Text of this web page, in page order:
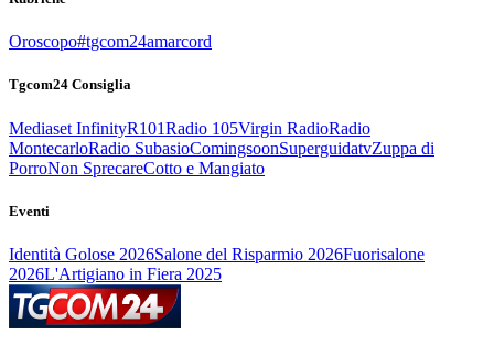
Oroscopo#tgcom24amarcord
Tgcom24 Consiglia
Mediaset InfinityR101Radio 105Virgin RadioRadio
MontecarloRadio SubasioComingsoonSuperguidatvZuppa di
PorroNon SprecareCotto e Mangiato
Eventi
Identità Golose 2026Salone del Risparmio 2026Fuorisalone
2026L'Artigiano in Fiera 2025